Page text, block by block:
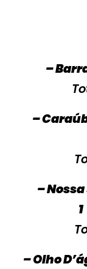
–
–
–
1
– Olho